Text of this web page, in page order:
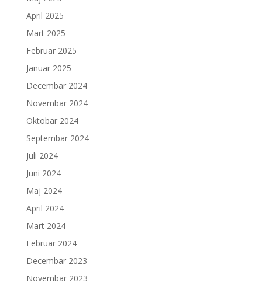
April 2025
Mart 2025
Februar 2025
Januar 2025
Decembar 2024
Novembar 2024
Oktobar 2024
Septembar 2024
Juli 2024
Juni 2024
Maj 2024
April 2024
Mart 2024
Februar 2024
Decembar 2023
Novembar 2023